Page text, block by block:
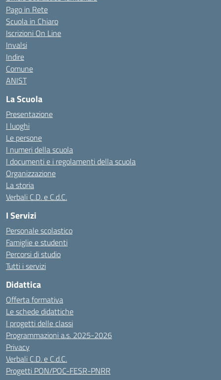
Pago in Rete
Scuola in Chiaro
Iscrizioni On Line
Invalsi
Indire
Comune
ANIST
La Scuola
Presentazione
I luoghi
Le persone
I numeri della scuola
I documenti e i regolamenti della scuola
Organizzazione
La storia
Verbali C.D. e C.d.C.
I Servizi
Personale scolastico
Famiglie e studenti
Percorsi di studio
Tutti i servizi
Didattica
Offerta formativa
Le schede didattiche
I progetti delle classi
Programmazioni a.s. 2025-2026
Privacy
Verbali C.D. e C.d.C.
Progetti PON/POC-FESR-PNRR